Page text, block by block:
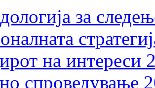
за
на интереси
спроведување